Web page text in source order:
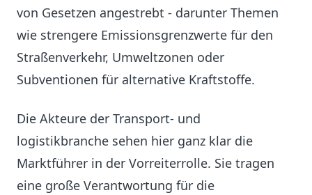
von Gesetzen angestrebt - darunter Themen
wie strengere Emissionsgrenzwerte für den
Straßenverkehr, Umweltzonen oder
Subventionen für alternative Kraftstoffe.
Die Akteure der Transport- und
logistikbranche sehen hier ganz klar die
Marktführer in der Vorreiterrolle. Sie tragen
eine große Verantwortung für die